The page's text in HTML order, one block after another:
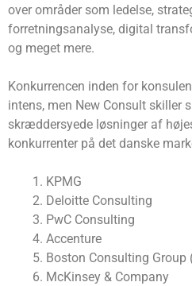
over områder som ledelse,
forretningsanalyse, digital
og meget mere.
Konkurrencen inden for
intens, men New Consult skiller
skræddersyede løsninger af
konkurrenter på det danske
KPMG
Deloitte Consulting
PwC Consulting
Accenture
Boston Consulting Group
McKinsey & Company